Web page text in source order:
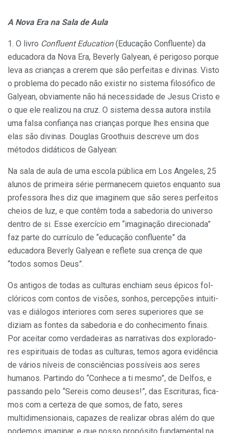
A Nova Era na Sala de Aula
1. O livro Confluent Education(Educação Confluente) da
edu­cadora da Nova Era, Beverly Galyean, é perigoso porque
leva as crianças a crerem que são perfeitas e divinas. Visto
o problema do pecado não existir no sistema filosófico de
Galyean, obviamente não há necessidade de Jesus Cristo e
o que ele realizou na cruz. O sistema dessa autora instila
uma falsa confiança nas crianças porque lhes ensina que
elas são divinas. Douglas Groothuis descreve um dos
métodos didáticos de Galyean:
Na sala de aula de uma escola pública em Los Angeles, 25
alunos de primeira série permanecem quietos enquanto sua
professora lhes diz que imaginem que são seres per­feitos
cheios de luz, e que contêm toda a sabedoria do universo
dentro de si. Esse exercício em “imaginação direcionada”
faz parte do currículo de “educação confluente” da
educadora Beverly Galyean e reflete sua crença de que
“todos somos Deus”.
Os antigos de todas as culturas enchiam seus épicos fol­
clóricos com contos de visões, sonhos, percepções intuiti­
vas e diálogos interiores com seres superiores que se
diziam as fontes da sabedoria e do conhecimento finais.
Por aceitar como verdadeiras as narrativas dos explorado­
res espirituais de todas as culturas, temos agora evidência
de vários níveis de consciências possíveis aos seres
huma­nos. Partindo do “Conhece a ti mesmo”, de Delfos, e
passando pelo “Sereis como deuses!”, das Escrituras, fica­
mos com a certeza de que somos, de fato, seres
multidimensionais, capazes de realizar obras além do que
pode­mos imaginar, e que nosso propósito fundamental na